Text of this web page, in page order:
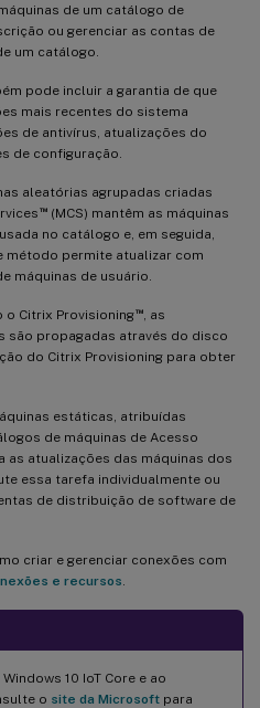
de um catálogo de
ou gerenciar as contas de
um catálogo.
pode incluir a garantia de que
mais recentes do sistema
de antivírus, atualizações do
de configuração.
aleatórias agrupadas criadas
™(MCS) mantêm as máquinas
no catálogo e, em seguida,
método permite atualizar com
máquinas de usuário.
o Citrix Provisioning™, as
são propagadas através do disco
do Citrix Provisioning para obter
estáticas, atribuídas
de máquinas de Acesso
as atualizações das máquinas dos
essa tarefa individualmente ou
de distribuição de software de
criar e gerenciar conexões com
e recursos
10 IoT Core e ao
o site da Microsoft para